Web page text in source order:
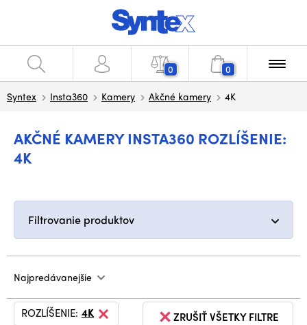
0 0
Syntex Insta360 Kamery Akčné kamery 4K
AKČNÉ KAMERY INSTA360 ROZLÍŠENIE:
4K
Filtrovanie produktov
Najpredávanejšie
ZRUŠIŤ VŠETKY FILTRE
ROZLÍŠENIE: 4K